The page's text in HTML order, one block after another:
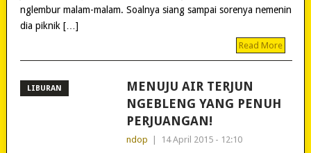
nglembur malam-malam. Soalnya siang sampai sorenya nemenin
dia piknik […]
Read More
LIBURAN
MENUJU AIR TERJUN
NGEBLENG YANG PENUH
PERJUANGAN!
ndop 14 April 2015 - 12:10